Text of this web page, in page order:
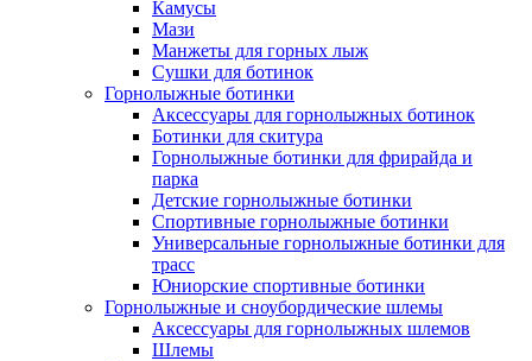
Камусы
Мази
Манжеты для горных лыж
Сушки для ботинок
Горнолыжные ботинки
Аксессуары для горнолыжных ботинок
Ботинки для скитура
Горнолыжные ботинки для фрирайда и
парка
Детские горнолыжные ботинки
Спортивные горнолыжные ботинки
Универсальные горнолыжные ботинки для
трасс
Юниорские спортивные ботинки
Горнолыжные и сноубордические шлемы
Аксессуары для горнолыжных шлемов
Шлемы